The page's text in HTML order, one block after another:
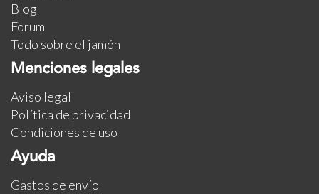
Blog
Forum
Todo sobre el jamón
Menciones legales
Aviso legal
Política de privacidad
Condiciones de uso
Ayuda
Gastos de envío